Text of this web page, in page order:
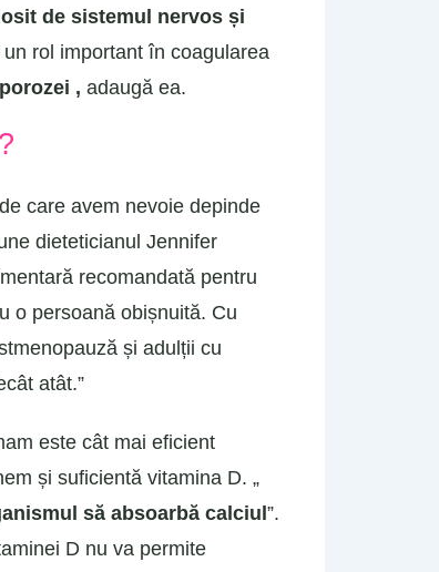
de sistemul nervos și
un rol important în coagularea
, adaugă ea.
care avem nevoie depinde
dieteticianul Jennifer
recomandată pentru
o persoană obișnuită. Cu
și adulții cu
atât.”
este cât mai eficient
și suficientă vitamina D. „
să absoarbă calciul ”.
D nu va permite